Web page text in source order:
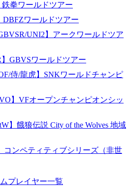
鉄拳ワールドツアー
DBFZワールドツアー
UNI2】アークワールドツア
】GBVSワールドツアー
侍/龍虎】SNKワールドチャンピ
】VFオープンチャンピオンシッ
】餓狼伝説 City of the Wolves 地域
コンペティティブシリーズ（非世
プレイヤー一覧